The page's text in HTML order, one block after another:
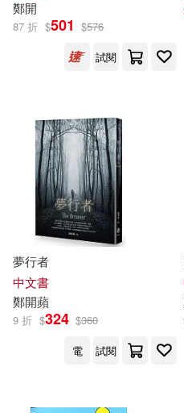
周慶國，鄭靈翔，康筱
姫岡淑子(1) 姬
安善美(1)
宋啓成(1)
宋志，徐濤，湛允鑫，
娜，吳迪，向桂花，
上海譯文出版社(1)
中南大學出版社(1)
中國三峽出版社(1)
中國人事出版社(1)
中國人民大學出版社(1)
中國地質大學出版社(1)
鄭開
87 折 $501 $576
試閱
夢行者
中文書
鄭開蘋
9 折 $324 $360
電
試閱